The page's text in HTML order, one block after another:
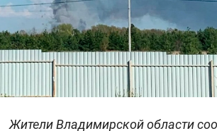
Жители Владимирской области